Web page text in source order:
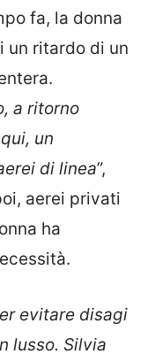
fa, la donna
un ritardo di un
a ritorno
un
di linea”,
aerei privati
ha
evitare disagi
lusso. Silvia